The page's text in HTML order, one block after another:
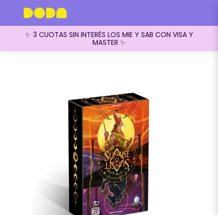
✨ 3 CUOTAS SIN INTERÉS LOS MIE Y SAB CON VISA Y
MASTER ✨